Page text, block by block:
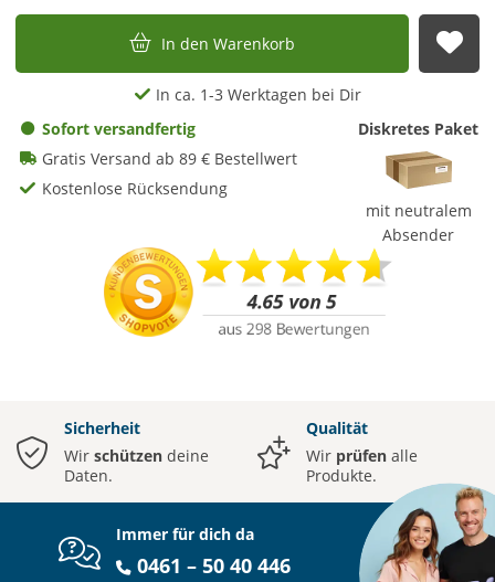
In den Warenkorb
In ca. 1-3 Werktagen bei Dir
Sofort versandfertig
Gratis Versand ab 89 € Bestellwert
Kostenlose Rücksendung
Diskretes Paket
mit neutralem
Absender
Sicherheit
Wir schützen deine
Daten.
Qualität
Wir prüfen alle
Produkte.
Immer für dich da
0461 – 50 40 446